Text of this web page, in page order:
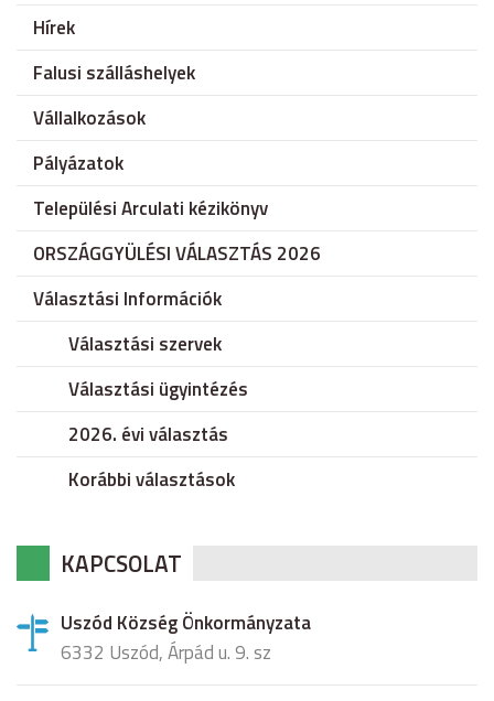
Hírek
Falusi szálláshelyek
Vállalkozások
Pályázatok
Települési Arculati kézikönyv
ORSZÁGGYÜLÉSI VÁLASZTÁS 2026
Választási Információk
Választási szervek
Választási ügyintézés
2026. évi választás
Korábbi választások
KAPCSOLAT
Uszód Község Önkormányzata
6332 Uszód, Árpád u. 9. sz